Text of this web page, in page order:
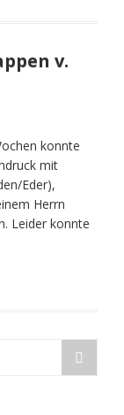
v.
konnte
mit
Eder),
Herrn
Leider konnte